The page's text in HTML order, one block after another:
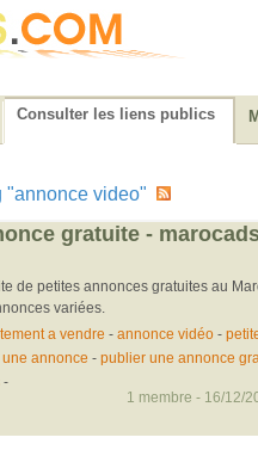
Consulter les liens publics
"annonce video"
gratuite -
de petites annonces gratuites au
variées.
a vendre - annonce vidéo-
annonce - publier une annonce
-
1 membre - 16/12/